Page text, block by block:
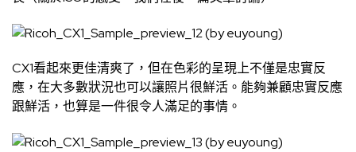
CX1看起來更佳清爽了，但在色彩的呈現上不僅是忠實反
應，在大多數狀況也可以讓照片很鮮活。能夠兼顧忠實反應
跟鮮活，也算是一件很令人滿足的事情。